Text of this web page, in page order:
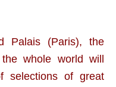
Palais (Paris), the
whole world will
selections of great